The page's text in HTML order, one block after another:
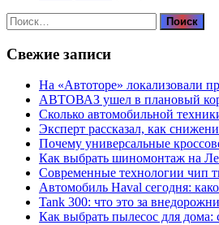
Найти:
Свежие записи
На «Автоторе» локализовали
АВТОВАЗ ушел в плановый
Сколько автомобильной
Эксперт рассказал, как
Почему универсальные
Как выбрать шиномонтаж на
Современные технологии чип
Автомобиль Haval сегодня:
Tank 300: что это за
Как выбрать пылесос для дома: